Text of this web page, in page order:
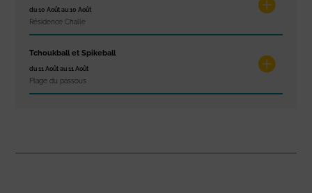
du 10 Août au 10 Août
Résidence Challe
Tchoukball et Spikeball
du 11 Août au 11 Août
Plage du passous